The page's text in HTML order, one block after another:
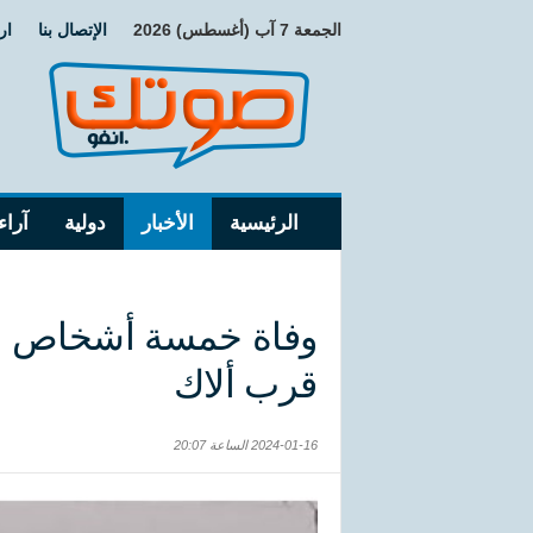
الجمعة 7 آب (أغسطس) 2026 الإتصال بنا
الرئيسية الأخبار دولية
وفاة خمسة أشخاص
قرب ألاك
2024-01-16 الساعة 20:07